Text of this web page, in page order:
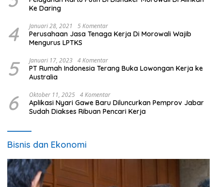
Ke Daring
4 Januari 28, 2021 5 Komentar
Perusahaan Jasa Tenaga Kerja Di Morowali Wajib
Mengurus LPTKS
5 Januari 17, 2023 4 Komentar
PT Rumah Indonesia Terang Buka Lowongan Kerja ke
Australia
6 Oktober 11, 2025 4 Komentar
Aplikasi Nyari Gawe Baru Diluncurkan Pemprov Jabar
Sudah Diakses Ribuan Pencari Kerja
Bisnis dan Ekonomi